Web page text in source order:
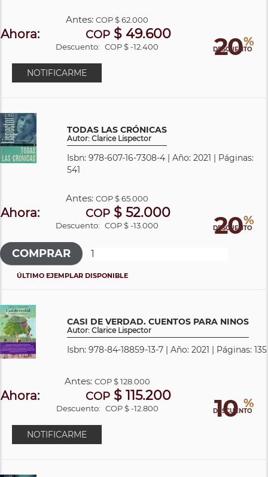
20%
DESCUENTO
Antes:COP$ 62.000
Ahora: COP$ 49.600
Descuento: COP $ -12.400
NOTIFICARME
TODAS LAS CRÓNICAS
Autor: Clarice Lispector
Isbn: 978-607-16-7308-4 | Año: 2021 | Páginas:
541
20%
DESCUENTO
Antes:COP$ 65.000
Ahora: COP $ 52.000
Descuento: COP $ -13.000
ÚLTIMO EJEMPLAR DISPONIBLE
CASI DE VERDAD. CUENTOS PARA NINOS
Autor: Clarice Lispector
Isbn: 978-84-18859-13-7 | Año: 2021 | Páginas: 135
10 %
DESCUENTO
Antes: COP$ 128.000
Ahora: COP$ 115.200
Descuento: COP $ -12.800
NOTIFICARME